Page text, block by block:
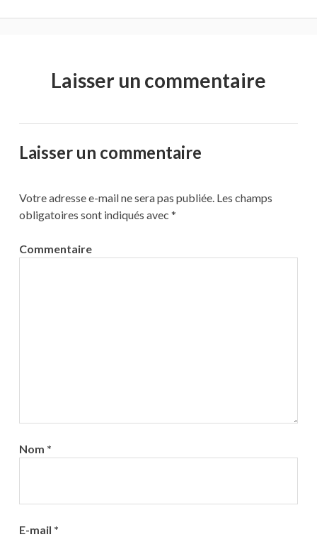
Laisser un commentaire
Laisser un commentaire
Votre adresse e-mail ne sera pas publiée.Les champs
obligatoires sont indiqués avec *
Commentaire
Nom *
E-mail *